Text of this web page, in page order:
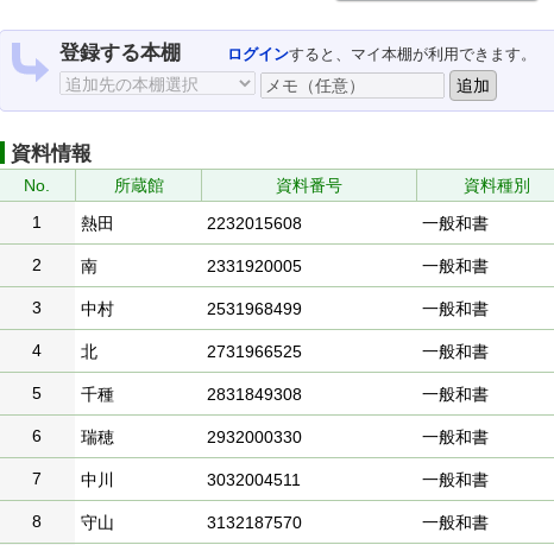
登録する本棚 ログインすると、マイ本棚が利用できます。
資料情報
No. 所蔵館 資料番号 資料種別
1
熱田 2232015608 一般和書
2 南 2331920005 一般和書
3 中村 2531968499 一般和書
4 北 2731966525 一般和書
5 千種 2831849308 一般和書
6 瑞穂 2932000330 一般和書
7 中川 3032004511 一般和書
8 守山 3132187570 一般和書